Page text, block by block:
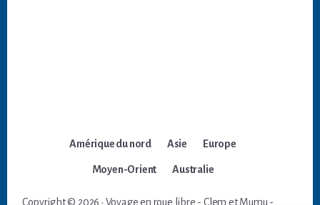
Amérique du nord Asie Europe
Moyen-Orient Australie
Copyright © 2026 · Voyage en roue libre - Clem et Mumu -